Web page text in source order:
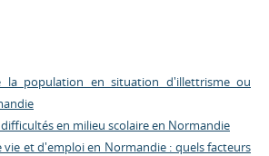
la population en situation d'illettrisme ou
difficultés en milieu scolaire en Normandie
vie et d'emploi en Normandie : quels facteurs